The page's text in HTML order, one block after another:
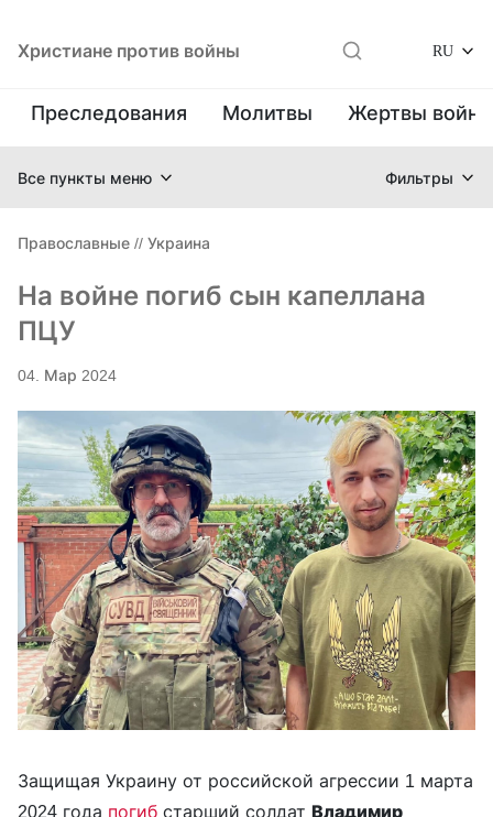
Христиане против войны RU
Преследования Молитвы Жертвы
Все пункты меню Фильтры
Православные // Украина
На войне погиб сын капеллана
ПЦУ
04. Мар 2024
Защищая Украину от российской агрессии 1 марта
2024 года погиб старший солдат Владимир